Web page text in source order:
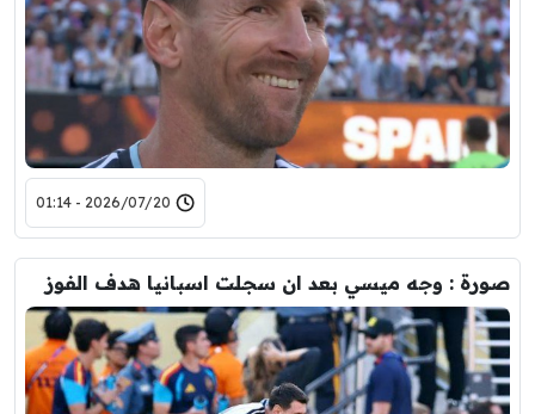
2026/07/20 - 01:14
صورة : وجه ميسي بعد ان سجلت اسبانيا هدف الفوز